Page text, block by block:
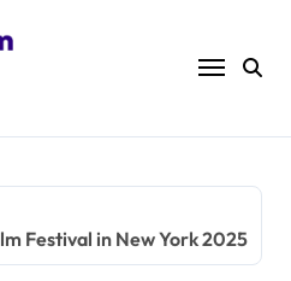
Festival in New York 2025